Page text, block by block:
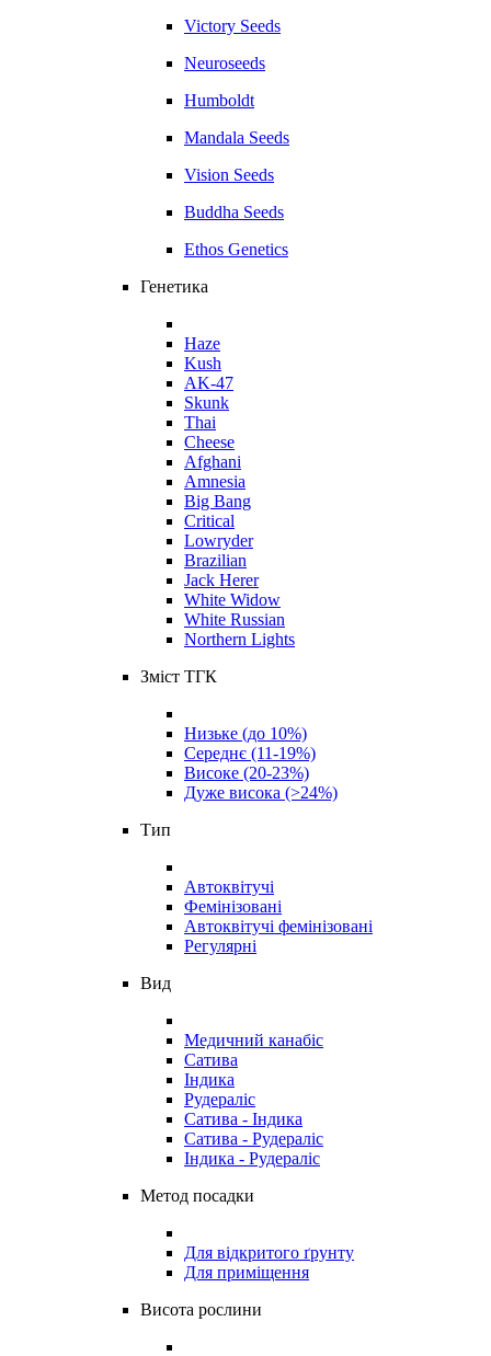
Victory Seeds
Neuroseeds
Humboldt
Mandala Seeds
Vision Seeds
Buddha Seeds
Ethos Genetics
Генетика
Haze
Kush
AK-47
Skunk
Thai
Cheese
Afghani
Amnesia
Big Bang
Critical
Lowryder
Brazilian
Jack Herer
White Widow
White Russian
Northern Lights
Зміст ТГК
Низьке (до 10%)
Середнє (11-19%)
Високе (20-23%)
Дуже висока (>24%)
Тип
Автоквітучі
Фемінізовані
Автоквітучі фемінізовані
Регулярні
Вид
Медичний канабіс
Сатива
Індика
Рудераліс
Сатива - Індика
Сатива - Рудераліс
Індика - Рудераліс
Метод посадки
Для відкритого ґрунту
Для приміщення
Висота рослини